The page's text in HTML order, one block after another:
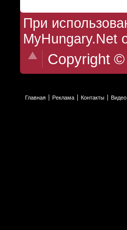
При
MyHungary.Net
Copyright
Главная Реклама Контакты Видео